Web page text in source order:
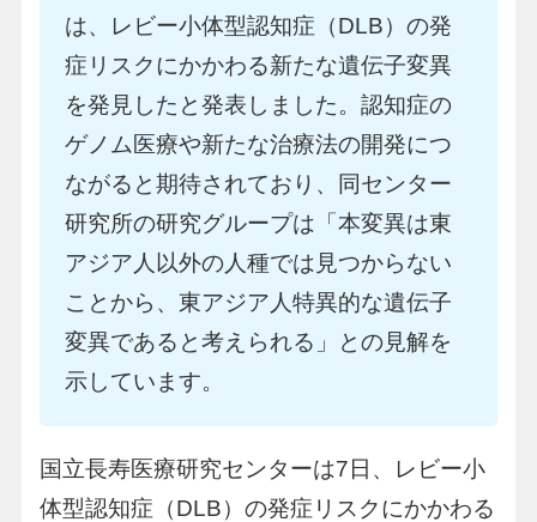
は、レビー小体型認知症（DLB）の発
症リスクにかかわる新たな遺伝子変異
を発見したと発表しました。認知症の
ゲノム医療や新たな治療法の開発につ
ながると期待されており、同センター
研究所の研究グループは「本変異は東
アジア人以外の人種では見つからない
ことから、東アジア人特異的な遺伝子
変異であると考えられる」との見解を
示しています。
国立長寿医療研究センターは7日、レビー小
体型認知症（DLB）の発症リスクにかかわる